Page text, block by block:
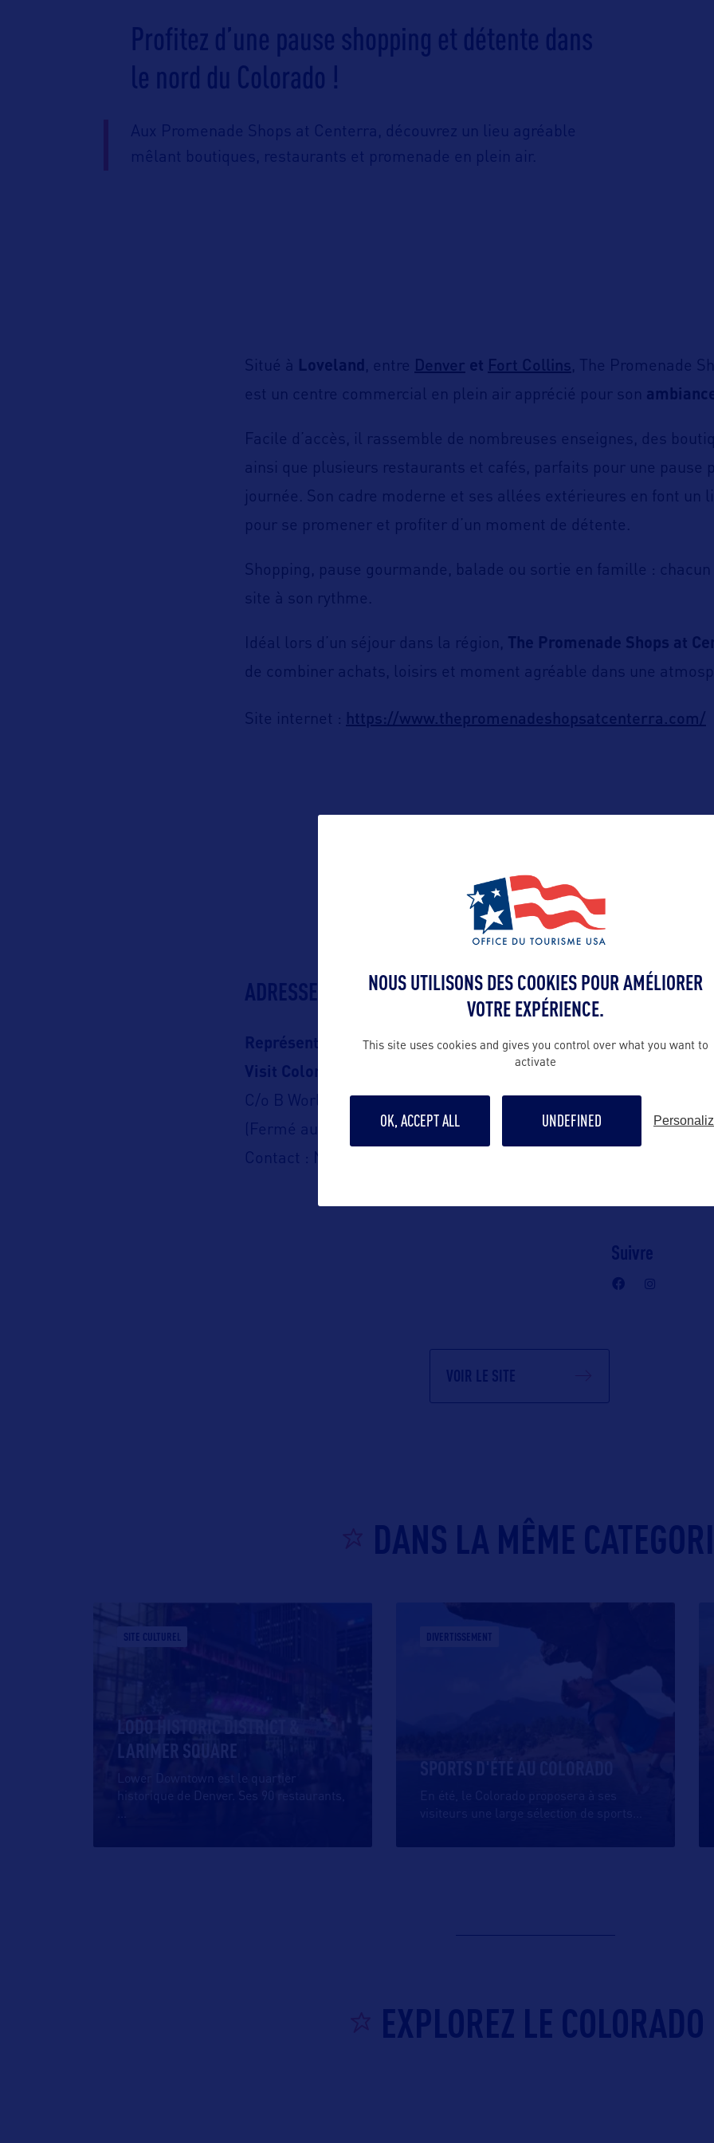
Profitez d’une pause shopping et détente dans
le nord du Colorado !
Aux Promenade Shops at Centerra, découvrez un lieu agréable
mêlant boutiques, restaurants et promenade en plein air.
Situé à Loveland , entre Denver et Fort Collins, The Promenade
est un centre commercial en plein air apprécié pour son
Facile d’accès, il rassemble de nombreuses enseignes, des
ainsi que plusieurs restaurants et cafés, parfaits pour une pause
journée. Son cadre moderne et ses allées extérieures en font un
pour se promener et profiter d’un moment de détente.
Shopping, pause gourmande, balade ou sortie en famille :
site à son rythme.
Idéal lors d’un séjour dans la région, The Promenade Shops at
de combiner achats, loisirs et moment agréable dans une
Site internet : https://www.thepromenadeshopsatcenterra.com/
ALLEZ PLUS LOIN
ADRESSES
Représentation en France :
Visit Colorado
C/o B World Communication
(Fermé au public)
Contact : Nelly Gaulier
Contact presse
Suivre
VOIR LE SITE
DANS LA MÊME
SITE CULTUREL
LODO HISTORIC DISTRICT &
LARIMER SQUARE
Lower Downtown est le quartier
historique de Denver. Ses 90 restaurants,
DIVERTISSEMENT
SPORTS D'ÉTÉ AU COLORADO
EXPLOREZ LE
NOUS UTILISONS DES COOKIES POUR AMÉLIORER
VOTRE EXPÉRIENCE.
This site uses cookies and gives you control over what you want to
activate
OK, ACCEPT ALL UNDEFINED